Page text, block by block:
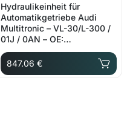
Hydraulikeinheit für
Automatikgetriebe Audi
Multitronic – VL-30/L-300 /
01J / 0AN – OE:
01J927156CQ
847.06 €